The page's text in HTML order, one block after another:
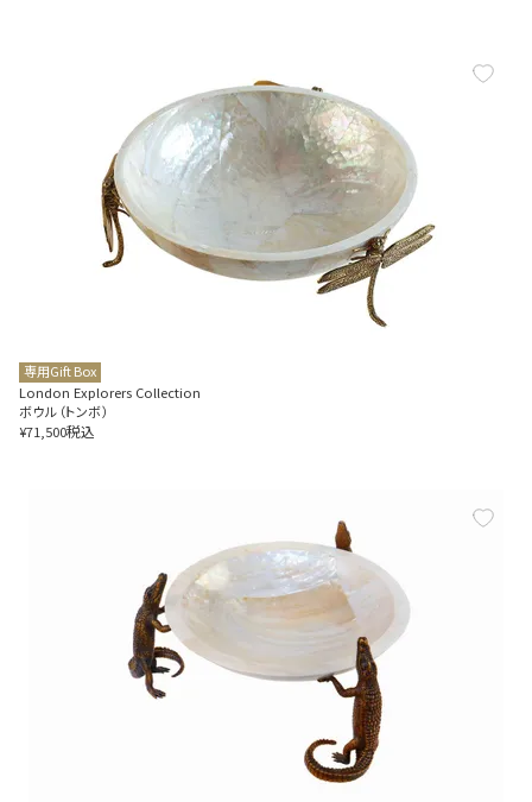
専用Gift Box
London Explorers Collection
ボウル（トンボ）
¥71,500税込